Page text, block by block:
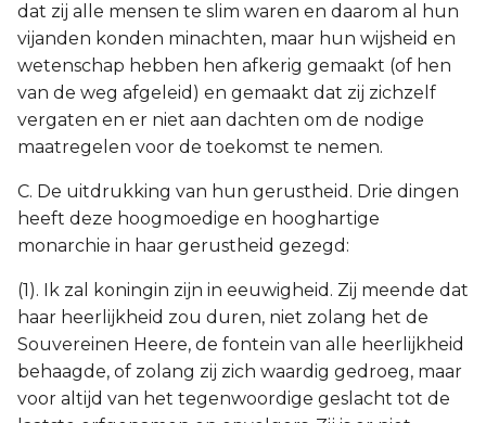
dat zij alle mensen te slim waren en daarom al hun
vijanden konden minachten, maar hun wijsheid en
wetenschap hebben hen afkerig gemaakt (of hen
van de weg afgeleid) en gemaakt dat zij zichzelf
vergaten en er niet aan dachten om de nodige
maatregelen voor de toekomst te nemen.
C. De uitdrukking van hun gerustheid. Drie dingen
heeft deze hoogmoedige en hooghartige
monarchie in haar gerustheid gezegd:
(1). Ik zal koningin zijn in eeuwigheid. Zij meende dat
haar heerlijkheid zou duren, niet zolang het de
Souvereinen Heere, de fontein van alle heerlijkheid
behaagde, of zolang zij zich waardig gedroeg, maar
voor altijd van het tegenwoordige geslacht tot de